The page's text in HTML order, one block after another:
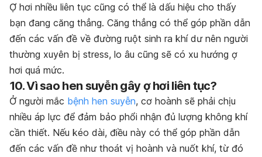
Ợ hơi nhiều liên tục cũng có thể là dấu hiệu cho thấy
bạn đang căng thẳng. Căng thẳng có thể góp phần dẫn
đến các vấn đề về đường ruột sinh ra khí dư nên người
thường xuyên bị stress, lo âu cũng sẽ có xu hướng ợ
hơi quá mức.
10. Vì sao hen suyễn gây ợ hơi liên tục?
Ở người mắc bệnh hen suyễn, cơ hoành sẽ phải chịu
nhiều áp lực để đảm bảo phổi nhận đủ lượng không khí
cần thiết. Nếu kéo dài, điều này có thể góp phần dẫn
đến các vấn đề như thoát vị hoành và nuốt khí, từ đó